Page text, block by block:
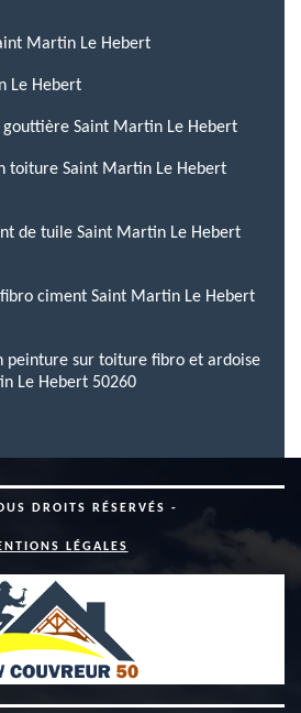
Martin Le Hebert
Le Hebert
gouttière Saint Martin Le Hebert
toiture Saint Martin Le Hebert
de tuile Saint Martin Le Hebert
ciment Saint Martin Le Hebert
peinture sur toiture fibro et ardoise
Le Hebert 50260
DROITS RÉSERVÉS -
LÉGALES